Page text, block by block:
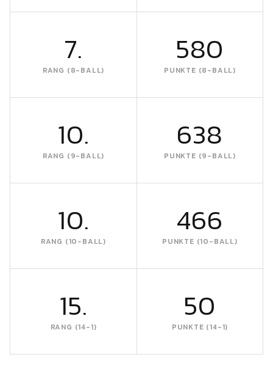
7.
RANG (8-BALL)
580
PUNKTE (8-BALL)
10.
RANG (9-BALL)
638
PUNKTE (9-BALL)
10.
RANG (10-BALL)
466
PUNKTE (10-BALL)
15.
RANG (14-1)
50
PUNKTE (14-1)